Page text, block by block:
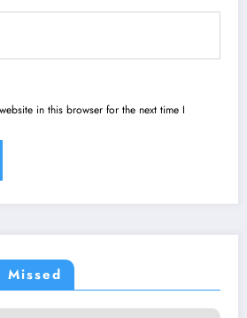
in this browser for the next time I
Missed